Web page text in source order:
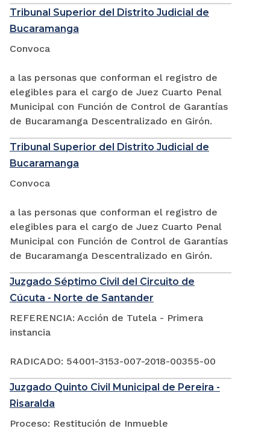
Tribunal Superior del Distrito Judicial de
Bucaramanga
Convoca
a las personas que conforman el registro de
elegibles para el cargo de Juez Cuarto Penal
Municipal con Función de Control de Garantías
de Bucaramanga Descentralizado en Girón.
Tribunal Superior del Distrito Judicial de
Bucaramanga
Convoca
a las personas que conforman el registro de
elegibles para el cargo de Juez Cuarto Penal
Municipal con Función de Control de Garantías
de Bucaramanga Descentralizado en Girón.
Juzgado Séptimo Civil del Circuito de
Cúcuta - Norte de Santander
REFERENCIA: Acción de Tutela - Primera
instancia
RADICADO: 54001-3153-007-2018-00355-00
Juzgado Quinto Civil Municipal de Pereira -
Risaralda
Proceso: Restitución de Inmueble